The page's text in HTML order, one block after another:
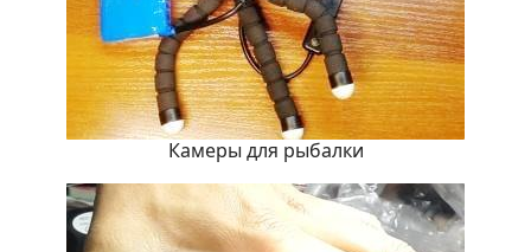
Камеры для рыбалки